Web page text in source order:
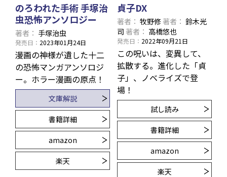
のろわれた手術 手塚治
虫恐怖アンソロジー
著者 手塚治虫
発売日 2023年01月24日
漫画の神様が遺した十二
の恐怖マンガアンソロジ
ー。ホラー漫画の原点！
文庫解説
書籍詳細
amazon
楽天
貞子DX
著者 牧野修著者
鈴木光
司 著者 高橋悠也
発売日 2022年09月21日
この呪いは、変異して、
拡散する。進化した「貞
子」、ノベライズで登
場！
試し読み
書籍詳細
amazon
楽天